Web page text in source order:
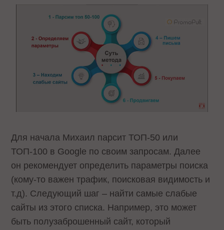
Для начала Михаил парсит ТОП-50 или
ТОП-100 в Google по своим запросам. Далее
он рекомендует определить параметры поиска
(кому-то важен трафик, поисковая видимость и
т.д). Следующий шаг – найти самые слабые
сайты из этого списка. Например, это может
быть полузаброшенный сайт, который